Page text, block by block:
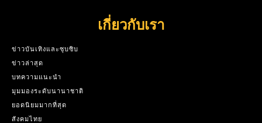
เกี่ยวกับเรา
ข่าวบันเทิงและซุบซิบ
ข่าวล่าสุด
บทความแนะนำ
มุมมองระดับนานาชาติ
ยอดนิยมมากที่สุด
สังคมไทย